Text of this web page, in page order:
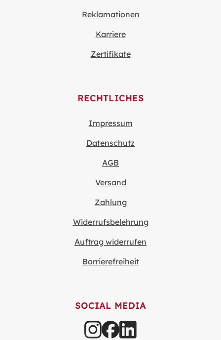
Reklamationen
Karriere
Zertifikate
RECHTLICHES
Impressum
Datenschutz
AGB
Versand
Zahlung
Widerrufsbelehrung
Auftrag widerrufen
Barrierefreiheit
SOCIAL MEDIA